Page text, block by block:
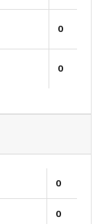
0
0
0
0